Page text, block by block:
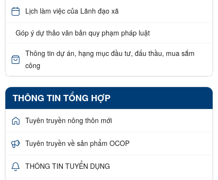
Lịch làm việc của Lãnh đạo xã
Góp ý dự thảo văn bản quy phạm pháp luật
Thông tin dự án, hạng mục đầu tư, đấu thầu, mua sắm
công
THÔNG TIN TỔNG HỢP
Tuyên truyền nông thôn mới
Tuyên truyền về sản phẩm OCOP
THÔNG TIN TUYỂN DỤNG